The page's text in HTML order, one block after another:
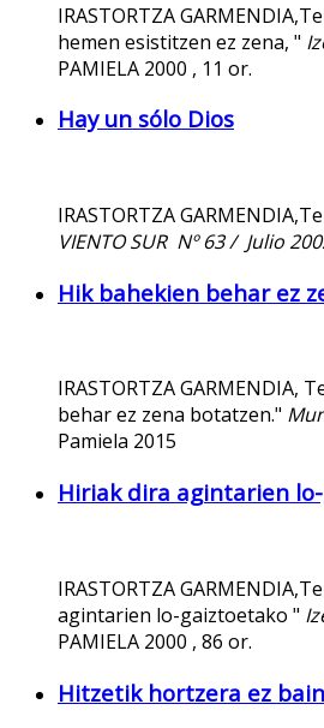
IRASTORTZA
hemen esistitzen ez zena, "
PAMIELA 2000 , 11 or.
Hay un sólo Dios
IRASTORTZA
VIENTO SUR Nº 63 / Julio
Hik bahekien behar ez
IRASTORTZA GARMENDIA,
behar ez zena botatzen."
Pamiela 2015
Hiriak dira agintarien
IRASTORTZA
agintarien lo-gaiztoetako "
PAMIELA 2000 , 86 or.
Hitzetik hortzera ez